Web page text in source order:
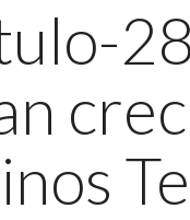
28